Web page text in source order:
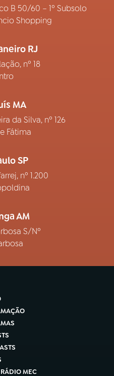
B 50/60 – 1º Subsolo
Shopping
RJ
nº 18
MA
da Silva, nº 126
Fátima
SP
nº 1.200
AM
S/Nº
MEC